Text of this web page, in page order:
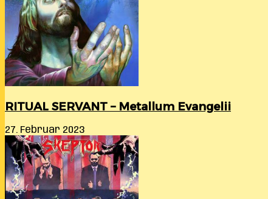
RITUAL SERVANT – Metallum Evangelii
27. Februar 2023